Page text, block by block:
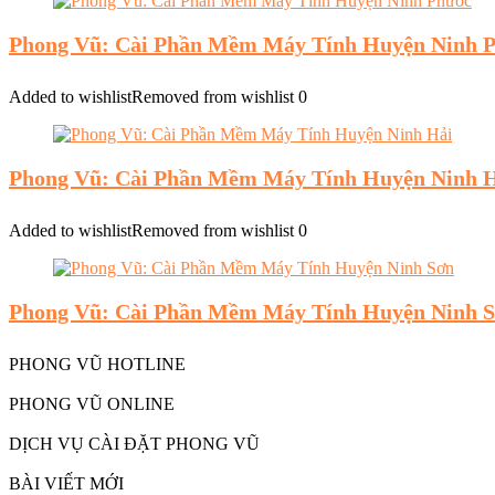
Phong Vũ: Cài Phần Mềm Máy Tính Huyện Ninh
Added to wishlistRemoved from wishlist 0
Phong Vũ: Cài Phần Mềm Máy Tính Huyện Ninh
Added to wishlistRemoved from wishlist 0
Phong Vũ: Cài Phần Mềm Máy Tính Huyện Ninh
PHONG VŨ HOTLINE
PHONG VŨ ONLINE
DỊCH VỤ CÀI ĐẶT PHONG VŨ
BÀI VIẾT MỚI